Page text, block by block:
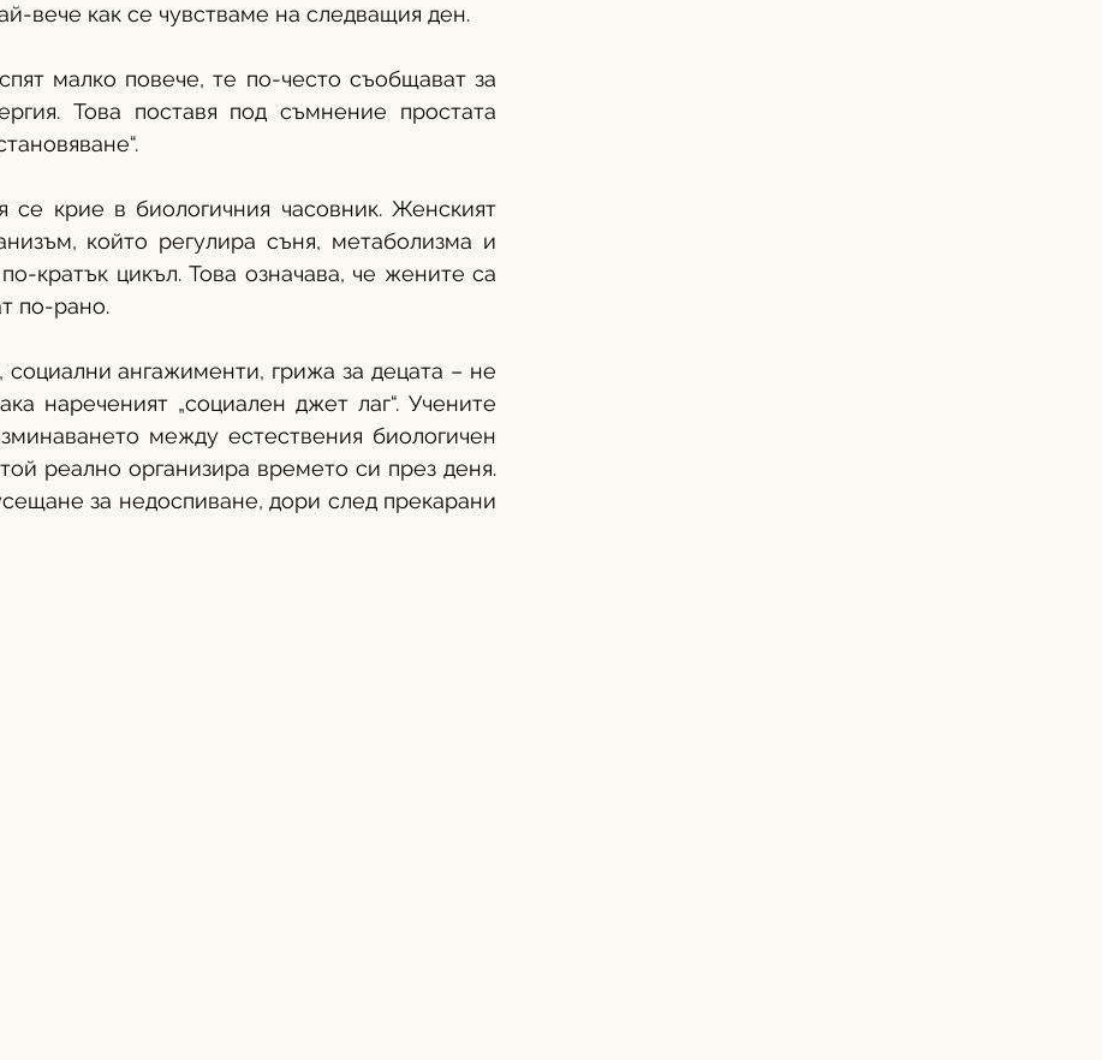
вече как се чувстваме на следващия ден.
малко повече, те по-често съобщават за
Това поставя под съмнение простата
се крие в биологичния часовник. Женският
който регулира съня, метаболизма и
кратък цикъл. Това означава, че жените са
по-рано.
ангажименти, грижа за децата – не
нареченият „социален джет лаг“. Учените
между естествения биологичен
реално организира времето си през деня.
за недоспиване, дори след прекарани